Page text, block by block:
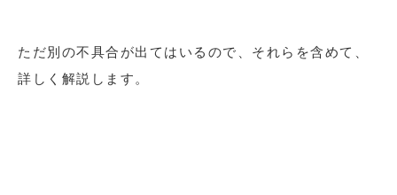
ただ別の不具合が出てはいるので、それらを含めて、
詳しく解説します。